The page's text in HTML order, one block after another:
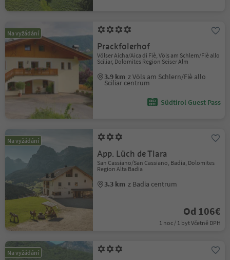
Na vyžádání
Prackfolerhof
Völser Aicha/Aica di Fiè, Völs am Schlern/Fiè allo
Sciliar, Dolomites Region Seiser Alm
3.9 km z Völs am Schlern/Fiè allo
Sciliar centrum
Südtirol Guest Pass
Na vyžádání
App. Lüch de Tlara
San Cassiano/San Cassiano, Badia, Dolomites
Region Alta Badia
3.3 km z Badia centrum
Od 106€
1 noc / 1 byt Včetně DPH
Na vyžádání